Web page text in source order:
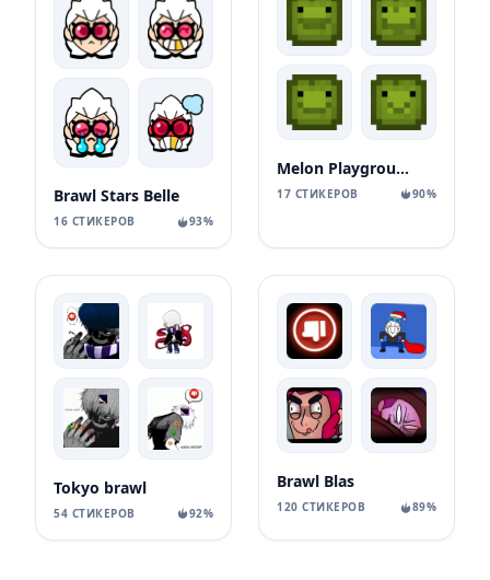
Brawl Stars Belle
16 СТИКЕРОВ 93%
Melon Playground Emojis
17 СТИКЕРОВ 90%
Tokyo brawl
54 СТИКЕРОВ 92%
Brawl Blas
120 СТИКЕРОВ 89%